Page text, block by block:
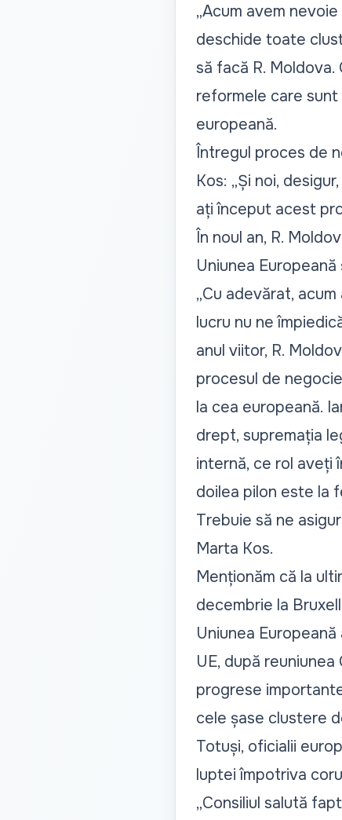
„Acum avem
deschide toate
să facă R.
reformele care sunt
europeană.
Întregul proces de
Kos: „Și noi,
ați început acest
În noul an, R.
Uniunea
„Cu adevărat,
lucru nu ne
anul viitor, R.
procesul de
la cea europeană.
drept, supremația
internă, ce rol aveți
doilea pilon este la
Trebuie să ne
Marta Kos.
Menționăm că la
decembrie la
Uniunea Europeană
UE, după
progrese
cele șase clustere
Totuși, oficialii
luptei împotriva
„Consiliul salută